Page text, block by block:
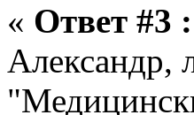
« Ответ #3 :
Александр,